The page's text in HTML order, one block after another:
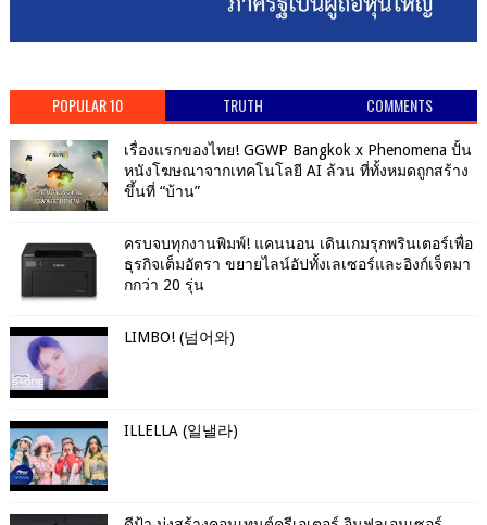
POPULAR 10 TRUTH COMMENTS
เรื่องแรกของไทย! GGWP Bangkok x Phenomena ปั้น
หนังโฆษณาจากเทคโนโลยี AI ล้วน ที่ทั้งหมดถูกสร้าง
ขึ้นที่ “บ้าน”
ครบจบทุกงานพิมพ์! แคนนอน เดินเกมรุกพรินเตอร์เพื่อ
ธุรกิจเต็มอัตรา ขยายไลน์อัปทั้งเลเซอร์และอิงก์เจ็ตมา
กกว่า 20 รุ่น
LIMBO! (넘어와)
ILLELLA (일낼라)